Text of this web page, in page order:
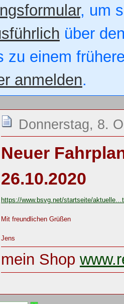
, um
über
zu einem
anmelden.
Donnerstag, 8.
Neuer
26.10.2020
https://www.bsvg.net/startseite/
Mit freundlichen Grüßen
Jens
mein Shop